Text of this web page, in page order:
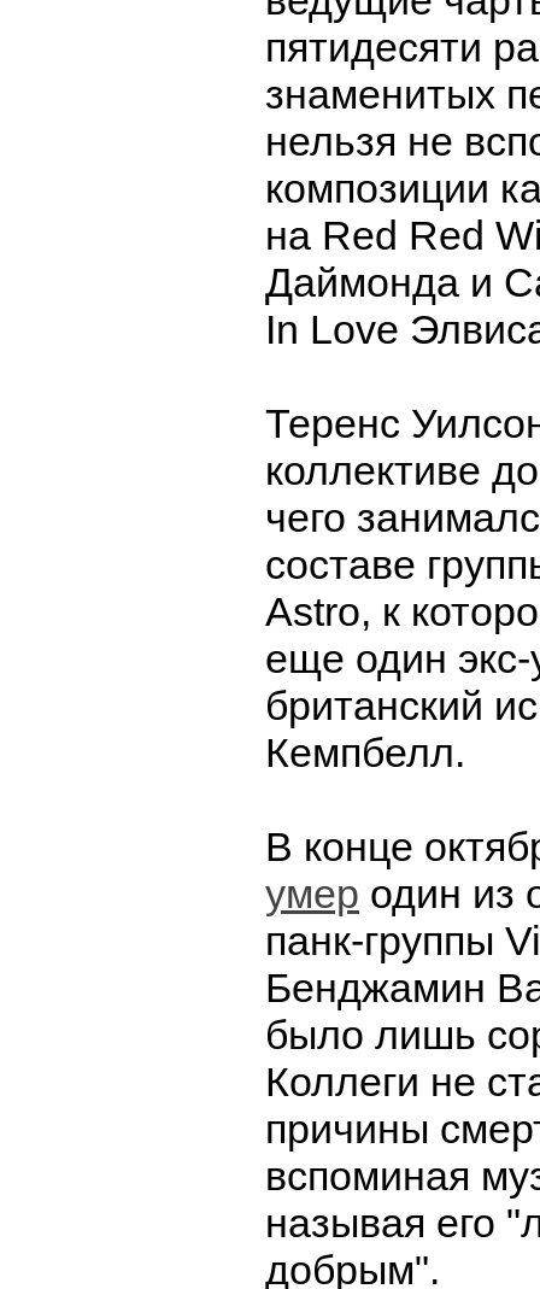
пятидесяти
знаменитых
нельзя не
композиции
на Red Red
Даймонда и
In Love
Теренс
коллективе
чего
составе
Astro, к
еще один экс-
британский
Кемпбелл.
В конце
умер один из
панк-группы
Бенджамин
было лишь
Коллеги не
причины
вспоминая
называя его
добрым".